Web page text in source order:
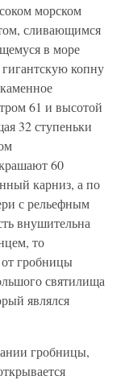
морском
сливающимся
в море
копну
61 и высотой
32 ступеньки
60
карниз, а по
с рельефным
внушительна
то
гробницы
святилища
являлся
гробницы,